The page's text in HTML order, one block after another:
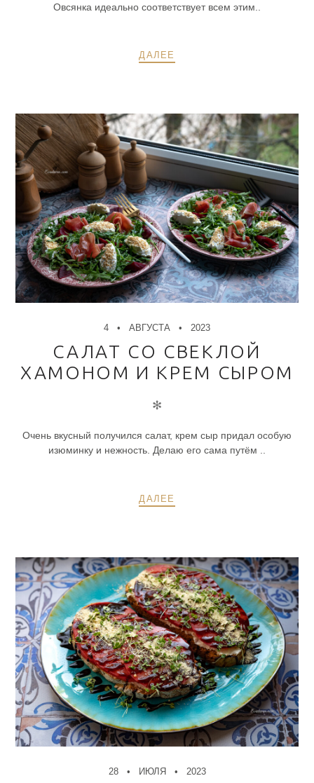
Овсянка идеально соответствует всем этим..
ДАЛЕЕ
4 АВГУСТА 2023
САЛАТ СО СВЕКЛОЙ
ХАМОНОМ И КРЕМ СЫРОМ
✻
Очень вкусный получился салат, крем сыр придал особую
изюминку и нежность. Делаю его сама путём ..
ДАЛЕЕ
28 ИЮЛЯ 2023